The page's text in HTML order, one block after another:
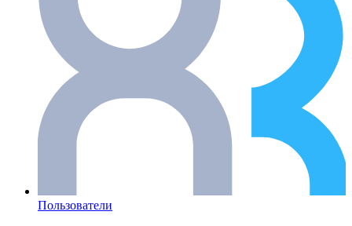
Пользователи